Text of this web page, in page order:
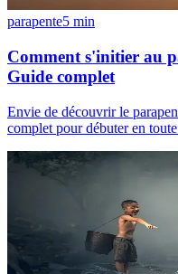
parapente5 min
Comment s'initier au
Guide complet
Envie de découvrir le
complet pour débuter en